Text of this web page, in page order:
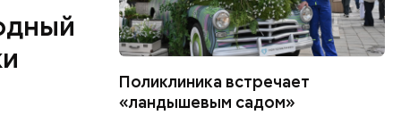
Поликлиника встречает
«ландышевым садом»